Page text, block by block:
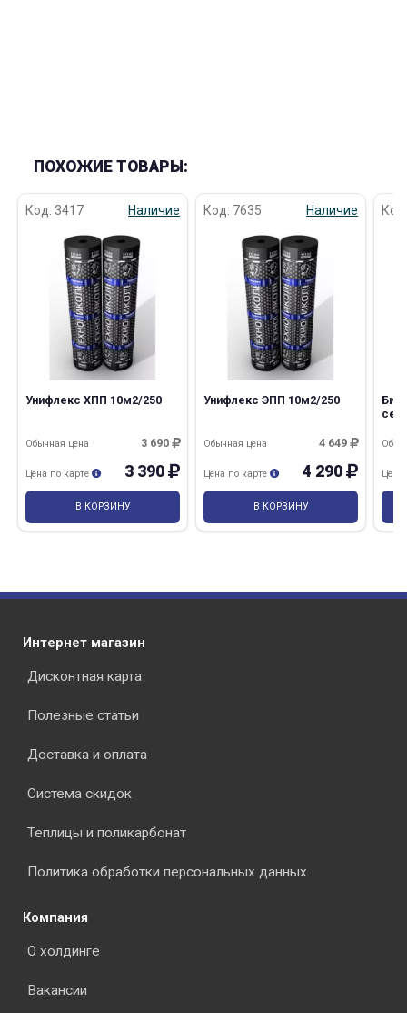
ПОХОЖИЕ ТОВАРЫ:
Код: 3417 Наличие
Унифлекс ХПП 10м2/250
3 690
Обычная цена
3 390
Цена по карте
В КОРЗИНУ
Код: 7635 Наличие
Унифлекс ЭПП 10м2/250
4 649
Обычная цена
4 290
Цена по карте
В КОРЗИНУ
Цена
Интернет магазин
Дисконтная карта
Полезные статьи
Доставка и оплата
Система скидок
Теплицы и поликарбонат
Политика обработки персональных данных
Компания
О холдинге
Вакансии